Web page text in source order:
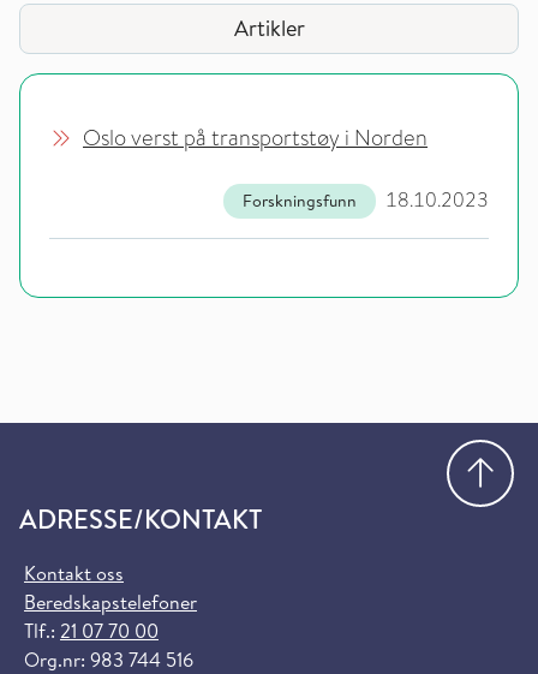
Artikler
Oslo verst på transportstøy i Norden
18.10.2023
Forskningsfunn
ADRESSE/KONTAKT
Kontakt oss
Beredskapstelefoner
Tlf.: 21 07 70 00
Org.nr: 983 744 516